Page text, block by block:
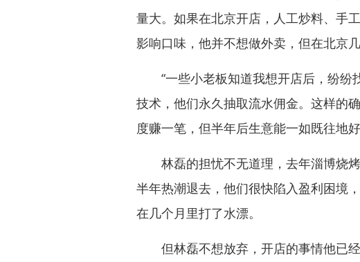
量大。如果在北京开店，人工炒料、手
影响口味，他并不想做外卖，但在北京
“一些小老板知道我想开店后，纷纷
技术，他们永久抽取流水佣金。这样的
度赚一笔，但半年后生意能一如既往地
林磊的担忧不无道理，去年淄博烧烤
半年热潮退去，他们很快陷入盈利困境
在几个月里打了水漂。
但林磊不想放弃，开店的事情他已经